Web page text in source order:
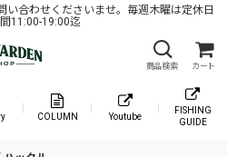
い合わせくださいませ。毎週木曜は定休日
11:00-19:00迄
商品検索 カート
COLUMN Youtube
FISHING
GUIDE